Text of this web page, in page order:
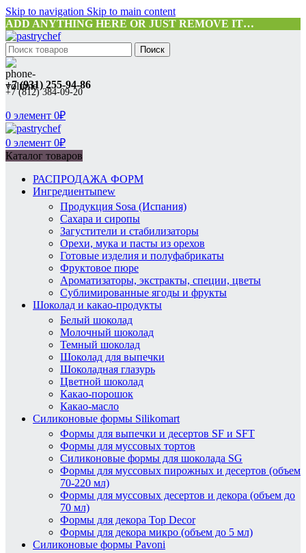
Skip to navigation Skip to main content
ADD ANYTHING HERE OR JUST REMOVE IT…
Поиск
+7 (931) 255-94-86
+7 (812) 384-09-20
0 элемент 0₽
0 элемент 0₽
Каталог товаров
РАСПРОДАЖА ФОРМ
Ингредиентыnew
Продукция Sosa (Испания)
Сахара и сиропы
Загустители и стабилизаторы
Орехи, мука и пасты из орехов
Готовые изделия и полуфабрикаты
Фруктовое пюре
Ароматизаторы, экстракты, специи, цветы
Сублимированные ягоды и фрукты
Шоколад и какао-продукты
Белый шоколад
Молочный шоколад
Темный шоколад
Шоколад для выпечки
Шоколадная глазурь
Цветной шоколад
Какао-порошок
Какао-масло
Силиконовые формы Silikomart
Формы для выпечки и десертов SF и SFT
Формы для муссовых тортов
Силиконовые формы для шоколада SG
Формы для муссовых пирожных и десертов (объем
70-220 мл)
Формы для муссовых десертов и декора (объем до
70 мл)
Формы для декора Top Decor
Формы для декора микро (объем до 5 мл)
Силиконовые формы Pavoni